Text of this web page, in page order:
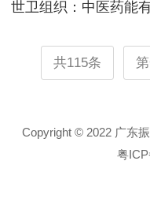
共115条
Copyright © 2022 广东
粤